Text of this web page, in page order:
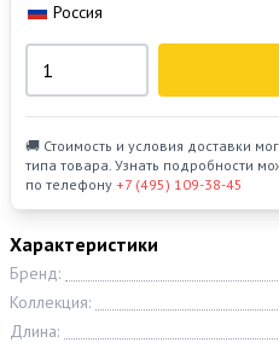
Характеристики
Бренд:
Коллекция:
Длина:
Россия
🚚 Стоимость и условия доставки
типа товара. Узнать подробности
по телефону +7 (495) 109-38-45